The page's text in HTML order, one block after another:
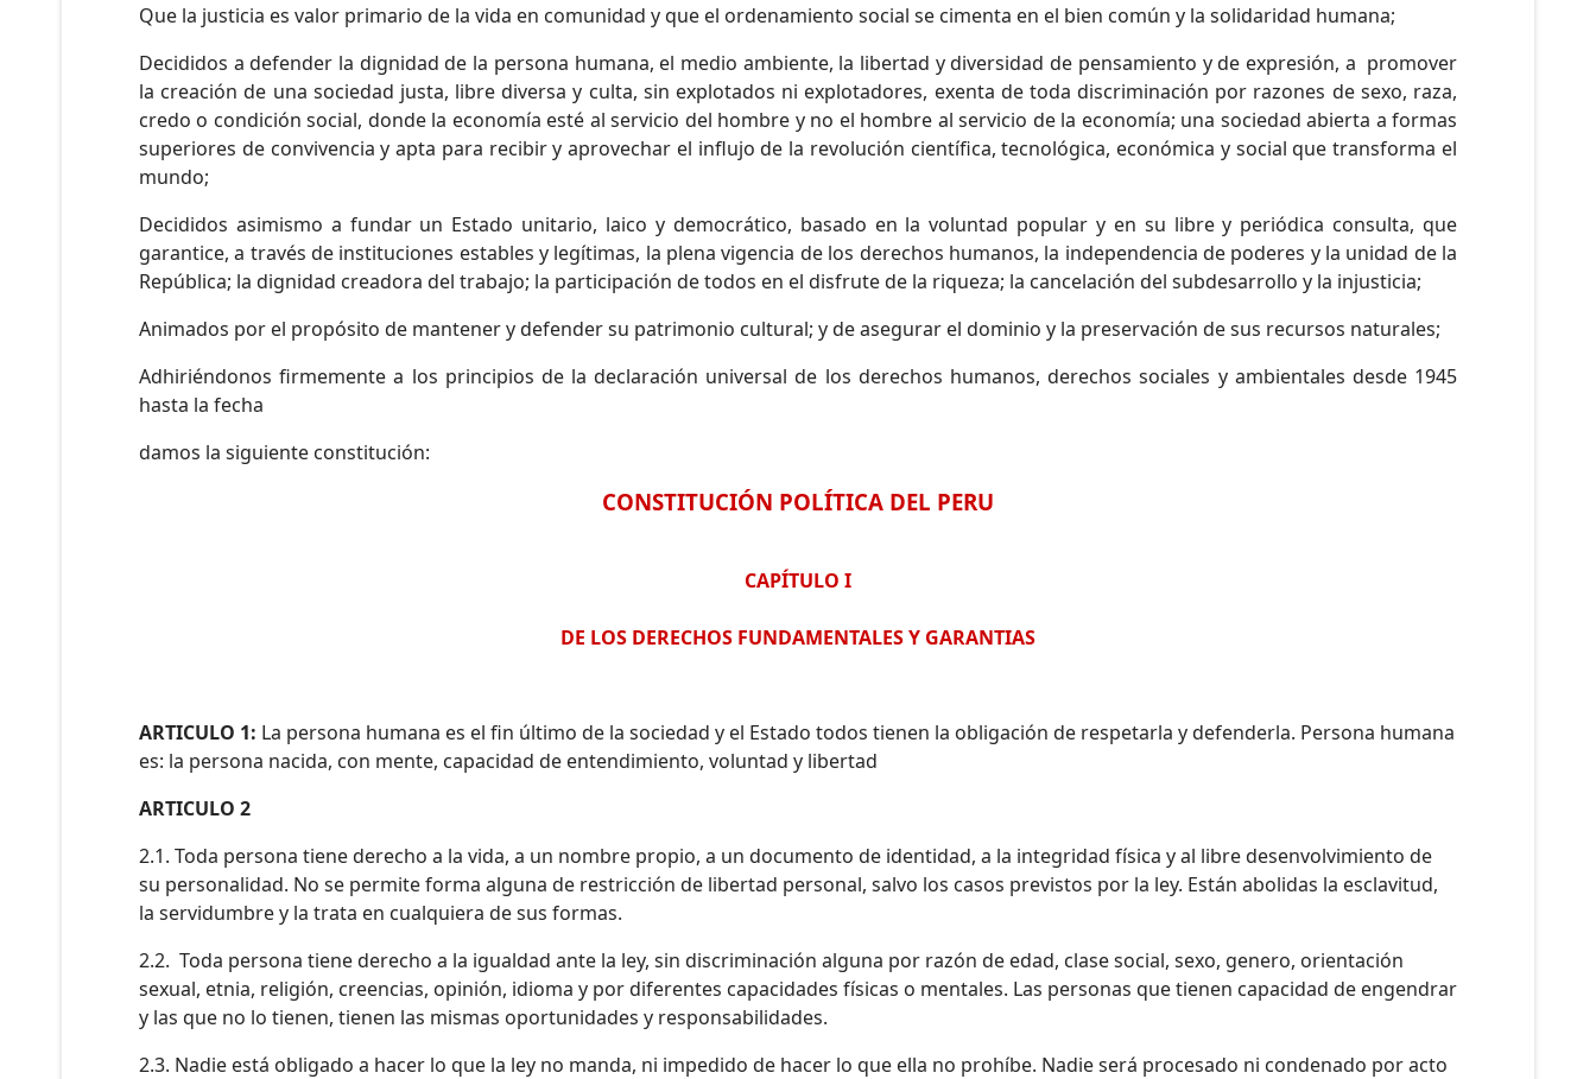
Que la justicia es valor primario de la vida en comunidad y que el ordenamiento social se cimenta en el bien común y la solidaridad humana;
Decididos a defender la dignidad de la persona humana, el medio ambiente, la libertad y diversidad de pensamiento y de expresión, a promover
la creación de una sociedad justa, libre diversa y culta, sin explotados ni explotadores, exenta de toda discriminación por razones de sexo, raza,
credo o condición social, donde la economía esté al servicio del hombre y no el hombre al servicio de la economía; una sociedad abierta a formas
superiores de convivencia y apta para recibir y aprovechar el influjo de la revolución científica, tecnológica, económica y social que transforma el
mundo;
Decididos asimismo a fundar un Estado unitario, laico y democrático, basado en la voluntad popular y en su libre y periódica consulta, que
garantice, a través de instituciones estables y legítimas, la plena vigencia de los derechos humanos, la independencia de poderes y la unidad de la
República; la dignidad creadora del trabajo; la participación de todos en el disfrute de la riqueza; la cancelación del subdesarrollo y la injusticia;
Animados por el propósito de mantener y defender su patrimonio cultural; y de asegurar el dominio y la preservación de sus recursos naturales;
Adhiriéndonos firmemente a los principios de la declaración universal de los derechos humanos, derechos sociales y ambientales desde 1945
hasta la fecha
damos la siguiente constitución:
CONSTITUCIÓN POLÍTICA DEL PERU
CAPÍTULO I
DE LOS DERECHOS FUNDAMENTALES Y GARANTIAS
ARTICULO 1: La persona humana es el fin último de la sociedad y el Estado todos tienen la obligación de respetarla y defenderla. Persona humana
es: la persona nacida, con mente, capacidad de entendimiento, voluntad y libertad
ARTICULO 2
2.1. Toda persona tiene derecho a la vida, a un nombre propio, a un documento de identidad, a la integridad física y al libre desenvolvimiento de
su personalidad. No se permite forma alguna de restricción de libertad personal, salvo los casos previstos por la ley. Están abolidas la esclavitud,
la servidumbre y la trata en cualquiera de sus formas.
2.2. Toda persona tiene derecho a la igualdad ante la ley, sin discriminación alguna por razón de edad, clase social, sexo, genero, orientación
sexual, etnia, religión, creencias, opinión, idioma y por diferentes capacidades físicas o mentales. Las personas que tienen capacidad de engendrar
y las que no lo tienen, tienen las mismas oportunidades y responsabilidades.
2.3. Nadie está obligado a hacer lo que la ley no manda, ni impedido de hacer lo que ella no prohíbe. Nadie será procesado ni condenado por acto